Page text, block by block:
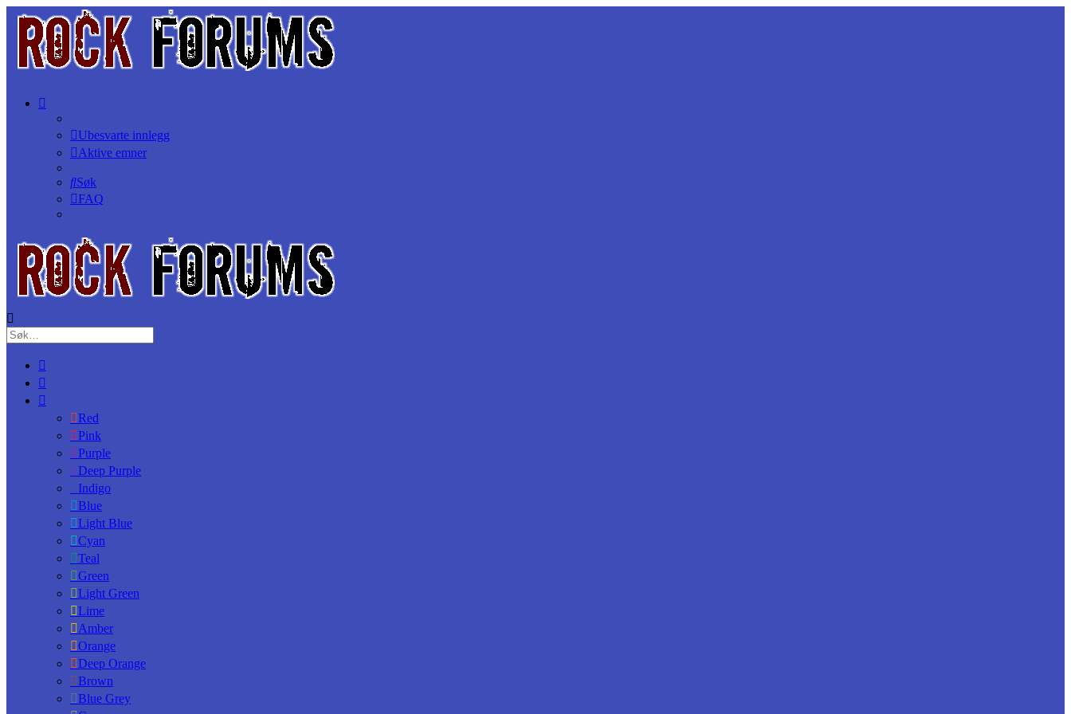
Ubesvarte innlegg
Aktive emner
Søk
FAQ
Red
Pink
Purple
Deep Purple
Indigo
Blue
Light Blue
Cyan
Teal
Green
Light Green
Lime
Amber
Orange
Deep Orange
Brown
Blue Grey